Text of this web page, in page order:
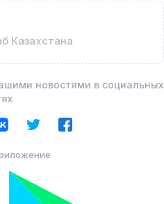
Казахстана
новостями в социальных